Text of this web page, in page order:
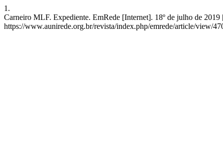
1.
Carneiro MLF. Expediente. EmRede [Internet]. 18º de julho de
https://www.aunirede.org.br/revista/index.php/emrede/article/view/